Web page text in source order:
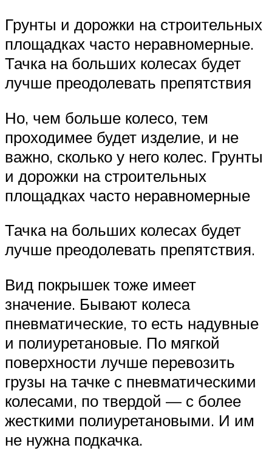
Грунты и дорожки на строительных
площадках часто неравномерные.
Тачка на больших колесах будет
лучше преодолевать препятствия
Но, чем больше колесо, тем
проходимее будет изделие, и не
важно, сколько у него колес. Грунты
и дорожки на строительных
площадках часто неравномерные
Тачка на больших колесах будет
лучше преодолевать препятствия.
Вид покрышек тоже имеет
значение. Бывают колеса
пневматические, то есть надувные
и полиуретановые. По мягкой
поверхности лучше перевозить
грузы на тачке с пневматическими
колесами, по твердой — с более
жесткими полиуретановыми. И им
не нужна подкачка.